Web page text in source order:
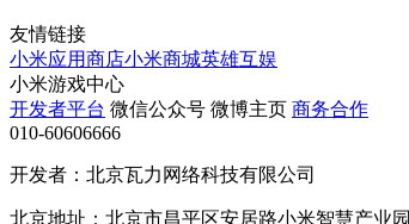
友情链接
小米应用商店小米商城英雄互娱
小米游戏中心
开发者平台 微信公众号 微博主页 商务合作
010-60606666
开发者：北京瓦力网络科技有限公司
北京地址：北京市昌平区安居路小米智慧产业园